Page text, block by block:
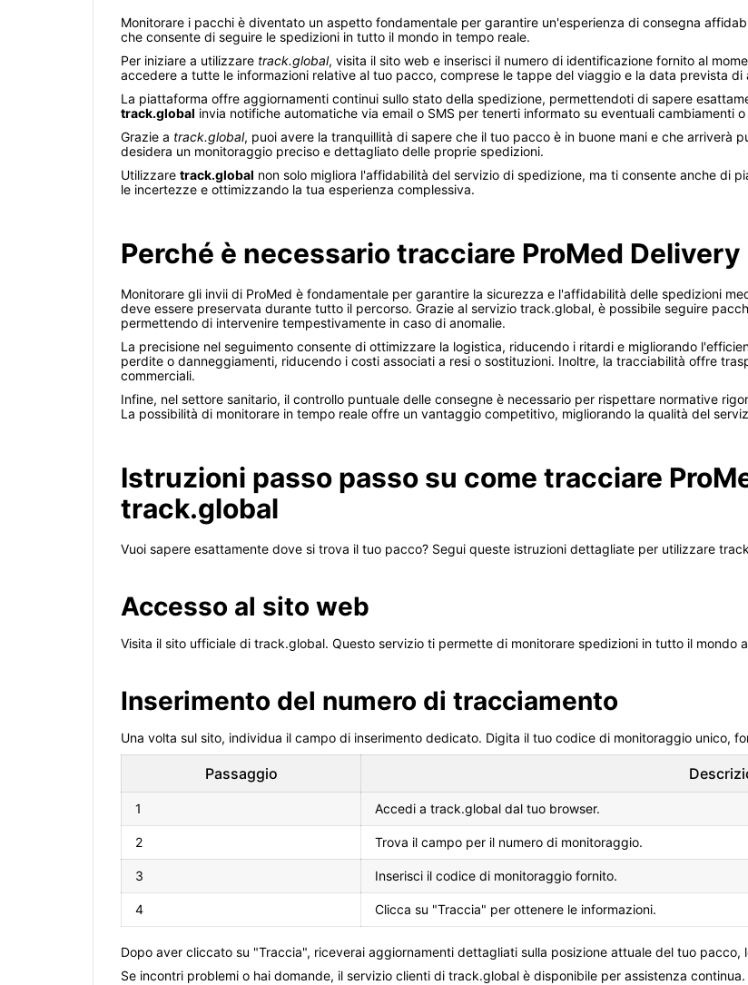
Monitorare i pacchi è diventato un aspetto fondamentale per garantire un'esperienza di consegna
che consente di seguire le spedizioni in tutto il mondo in tempo reale.
Per iniziare a utilizzare track.global, visita il sito web e inserisci il numero di identificazione fornito al
accedere a tutte le informazioni relative al tuo pacco, comprese le tappe del viaggio e la data prevista di
La piattaforma offre aggiornamenti continui sullo stato della spedizione, permettendoti di sapere
track.global invia notifiche automatiche via email o SMS per tenerti informato su eventuali cambiamenti
Grazie a track.global, puoi avere la tranquillità di sapere che il tuo pacco è in buone mani e che arriverà
desidera un monitoraggio preciso e dettagliato delle proprie spedizioni.
Utilizzare track.global non solo migliora l'affidabilità del servizio di spedizione, ma ti consente anche di
le incertezze e ottimizzando la tua esperienza complessiva.
Perché è necessario tracciare ProMed Delivery
Monitorare gli invii di ProMed è fondamentale per garantire la sicurezza e l'affidabilità delle spedizioni
deve essere preservata durante tutto il percorso. Grazie al servizio track.global, è possibile seguire
permettendo di intervenire tempestivamente in caso di anomalie.
La precisione nel seguimento consente di ottimizzare la logistica, riducendo i ritardi e migliorando
perdite o danneggiamenti, riducendo i costi associati a resi o sostituzioni. Inoltre, la tracciabilità offre
commerciali.
Infine, nel settore sanitario, il controllo puntuale delle consegne è necessario per rispettare normative
La possibilità di monitorare in tempo reale offre un vantaggio competitivo, migliorando la qualità del
Istruzioni passo passo su come tracciare
track.global
Vuoi sapere esattamente dove si trova il tuo pacco? Segui queste istruzioni dettagliate per utilizzare
Accesso al sito web
Visita il sito ufficiale di track.global. Questo servizio ti permette di monitorare spedizioni in tutto il mondo
Inserimento del numero di tracciamento
Una volta sul sito, individua il campo di inserimento dedicato. Digita il tuo codice di monitoraggio unico,
Passaggio
1 Accedi a track.global dal tuo browser.
2 Trova il campo per il numero di monitoraggio.
3 Inserisci il codice di monitoraggio fornito.
4 Clicca su "Traccia" per ottenere le informazioni.
Dopo aver cliccato su "Traccia", riceverai aggiornamenti dettagliati sulla posizione attuale del tuo
Se incontri problemi o hai domande, il servizio clienti di track.global è disponibile per assistenza continua.